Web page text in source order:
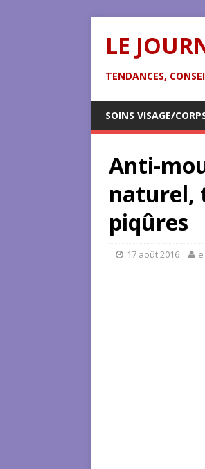
LE
TENDANCES,
SOINS VISAGE/
Anti-
naturel,
piqûres
17 août 2016 e